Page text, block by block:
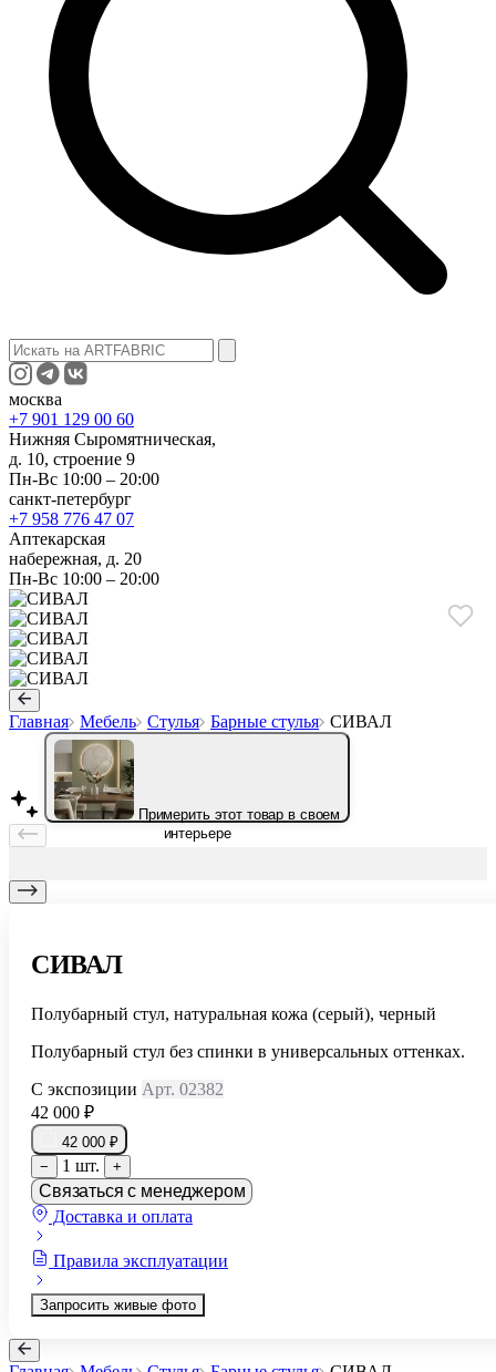
москва
+7 901 129 00 60
Нижняя Сыромятническая,
д. 10, строение 9
Пн-Вс 10:00 – 20:00
санкт-петербург
+7 958 776 47 07
Аптекарская
набережная, д. 20
Пн-Вс 10:00 – 20:00
Главная Мебель Стулья Барные стулья СИВАЛ
Примерить этот товар в своем
интерьере
СИВАЛ
Полубарный стул, натуральная кожа (серый), черный
Полубарный стул без спинки в универсальных оттенках.
С экспозиции Арт. 02382
42 000 ₽
42 000 ₽
−
1 шт. +
Связаться с менеджером
Доставка и оплата
Правила эксплуатации
Запросить живые фото